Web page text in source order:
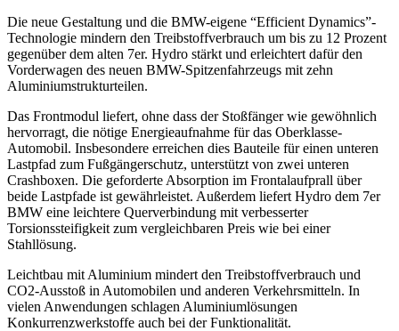
Die neue Gestaltung und die BMW-eigene “Efficient Dynamics”-
Technologie mindern den Treibstoffverbrauch um bis zu 12 Prozent
gegenüber dem alten 7er. Hydro stärkt und erleichtert dafür den
Vorderwagen des neuen BMW-Spitzenfahrzeugs mit zehn
Aluminiumstrukturteilen.
Das Frontmodul liefert, ohne dass der Stoßfänger wie gewöhnlich
hervorragt, die nötige Energieaufnahme für das Oberklasse-
Automobil. Insbesondere erreichen dies Bauteile für einen unteren
Lastpfad zum Fußgängerschutz, unterstützt von zwei unteren
Crashboxen. Die geforderte Absorption im Frontalaufprall über
beide Lastpfade ist gewährleistet. Außerdem liefert Hydro dem 7er
BMW eine leichtere Querverbindung mit verbesserter
Torsionssteifigkeit zum vergleichbaren Preis wie bei einer
Stahllösung.
Leichtbau mit Aluminium mindert den Treibstoffverbrauch und
CO2-Ausstoß in Automobilen und anderen Verkehrsmitteln. In
vielen Anwendungen schlagen Aluminiumlösungen
Konkurrenzwerkstoffe auch bei der Funktionalität.